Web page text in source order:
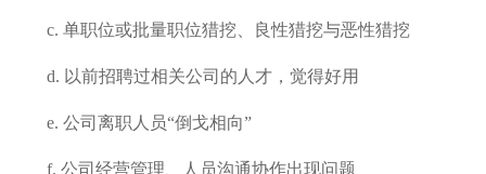
c. 单职位或批量职位猎挖、良性猎挖与恶性猎挖
d. 以前招聘过相关公司的人才，觉得好用
e. 公司离职人员“倒戈相向”
f. 公司经营管理、人员沟通协作出现问题